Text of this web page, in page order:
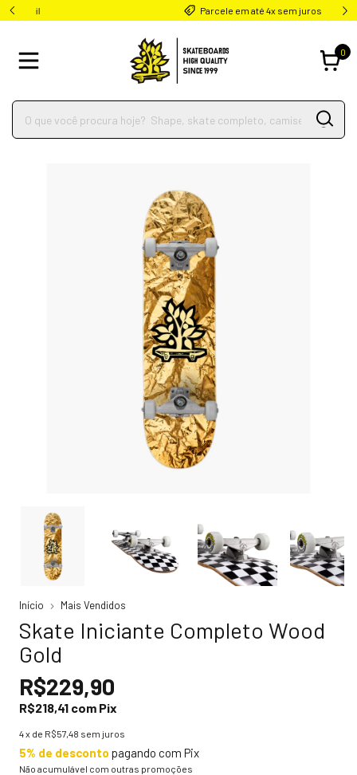
Parcele em até 4x sem juros
0
Início Mais Vendidos
Skate Iniciante Completo Wood
Gold
R$229,90
R$218,41 com Pix
4x de R$57,48 sem juros
5% de desconto pagando com Pix
Não acumulável com outras promoções